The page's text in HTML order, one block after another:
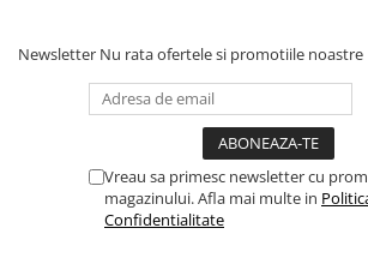
Newsletter Nu rata ofertele si promotiile noastre
Vreau sa primesc newsletter cu
magazinului. Afla mai multe in
Confidentialitate